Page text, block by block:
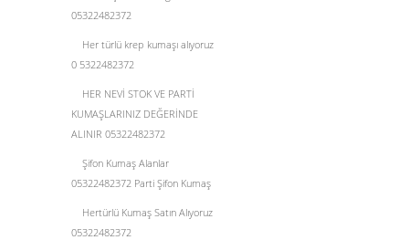
05322482372
Her türlü krep kumaşı alıyoruz
0 5322482372
HER NEVİ STOK VE PARTİ
KUMAŞLARINIZ DEĞERİNDE
ALINIR 05322482372
Şifon Kumaş Alanlar
05322482372 Parti Şifon Kumaş
Hertürlü Kumaş Satın Alıyoruz
05322482372